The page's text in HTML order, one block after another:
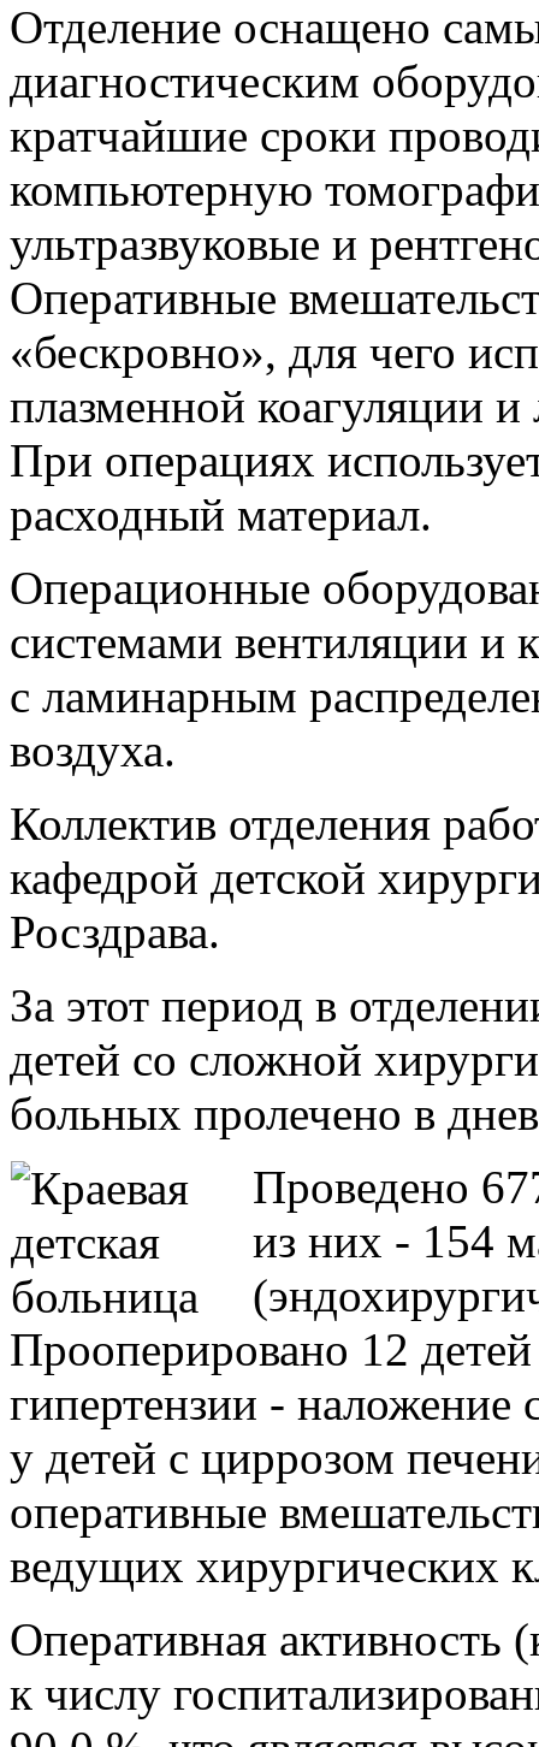
Отделение оснащено
диагностическим
кратчайшие сроки
компьютерную
ультразвуковые и
Оперативные
«бескровно», для чего
плазменной коагуляции
При операциях
расходный материал.
Операционные
системами вентиляции и
с ламинарным
воздуха.
Коллектив отделения
кафедрой детской
Росздрава.
За этот период в
детей со сложной
больных пролечено в
Проведено
из них - 154
Прооперировано 12
гипертензии - наложение
у детей с циррозом
оперативные
ведущих хирургических
Оперативная активность
к числу